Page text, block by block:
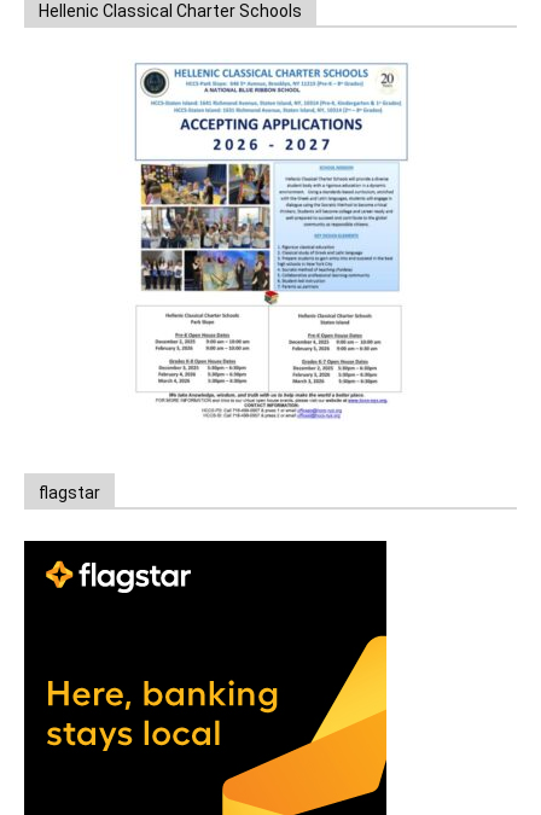
Hellenic Classical Charter Schools
flagstar